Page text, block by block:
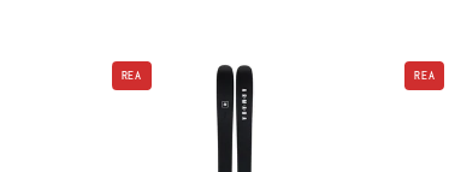
Armada
ARV
106
25/26_4
REA REA